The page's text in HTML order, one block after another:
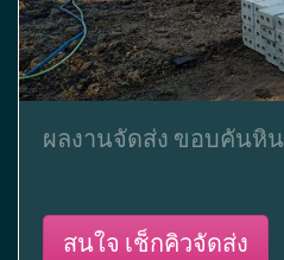
ผลงานจัดส่ง ขอบคันหิน
สนใจ เช็กคิวจัดส่ง